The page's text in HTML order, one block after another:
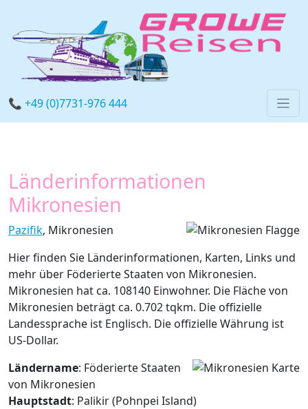
📞 +49 (0)7731-976 444
Länderinformationen
Mikronesien
Pazifik, Mikronesien
Hier finden Sie Länderinformationen, Karten, Links und
mehr über Föderierte Staaten von Mikronesien.
Mikronesien hat ca. 108140 Einwohner. Die Fläche von
Mikronesien beträgt ca. 0.702 tqkm. Die offizielle
Landessprache ist Englisch. Die offizielle Währung ist
US-Dollar.
Ländername: Föderierte Staaten
von Mikronesien
Hauptstadt: Palikir (Pohnpei Island)